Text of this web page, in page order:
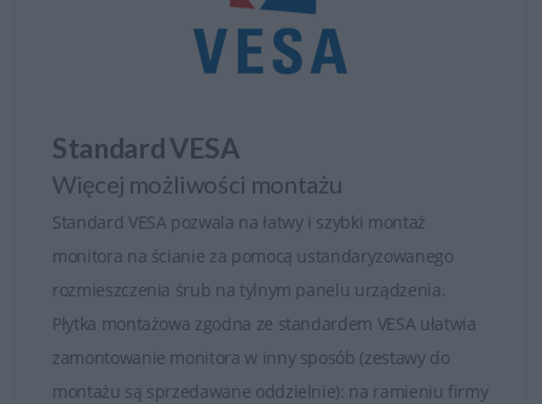
Standard VESA
Więcej możliwości montażu
Standard VESA pozwala na łatwy i szybki montaż
monitora na ścianie za pomocą ustandaryzowanego
rozmieszczenia śrub na tylnym panelu urządzenia.
Płytka montażowa zgodna ze standardem VESA ułatwia
zamontowanie monitora w inny sposób (zestawy do
montażu są sprzedawane oddzielnie): na ramieniu firmy